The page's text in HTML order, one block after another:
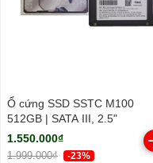
Ổ cứng SSD SSTC M100
512GB | SATA III, 2.5"
1.550.000₫
1.999.000₫ -23%